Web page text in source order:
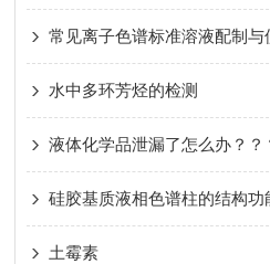
常见离子色谱标准溶液配制与
水中多环芳烃的检测
液体化学品泄漏了怎么办？？
硅胶基质液相色谱柱的结构功
土霉素